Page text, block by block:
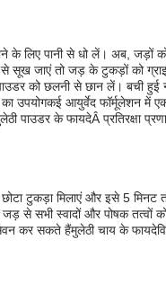
के लिए पानी से धो लें। अब,
सूख जाएं तो जड़ के टुकड़ों को
को छलनी से छान लें। बची हुई
उपयोगकई आयुर्वेद फॉर्मूलेशन में
पाउडर के फायदेÂ प्रतिरक्षा
टुकड़ा मिलाएं और इसे 5 मिनट
जड़ से सभी स्वादों और पोषक तत्वों
कर सकते हैंमुलेठी चाय के फायदे